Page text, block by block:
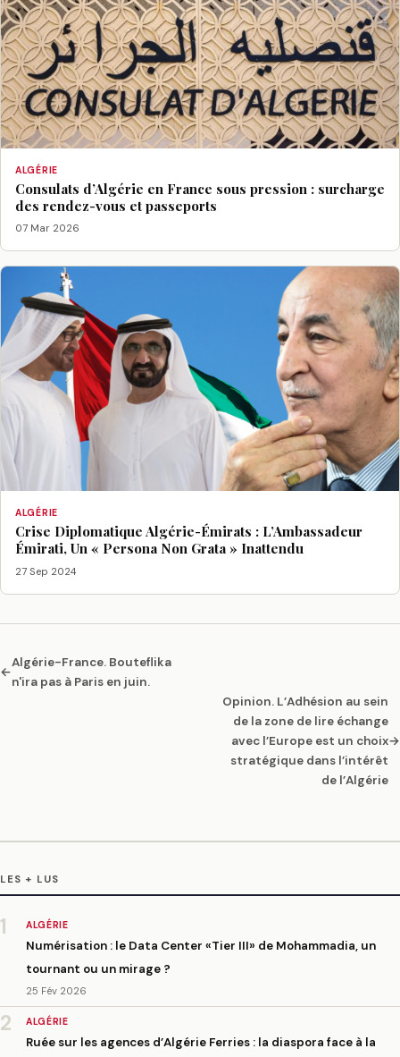
ALGÉRIE
Consulats d’Algérie en France sous pression : surcharge
des rendez-vous et passeports
07 Mar 2026
ALGÉRIE
Crise Diplomatique Algérie-Émirats : L’Ambassadeur
Émirati, Un « Persona Non Grata » Inattendu
27 Sep 2024
←
Algérie-France. Bouteflika
n'ira pas à Paris en juin.
Opinion. L’Adhésion au sein
de la zone de lire échange
avec l’Europe est un choix
stratégique dans l’intérêt
de l’Algérie
→
LES + LUS
1 ALGÉRIE
Numérisation : le Data Center «Tier III» de Mohammadia, un
tournant ou un mirage ?
25 Fév 2026
2 ALGÉRIE
Ruée sur les agences d’Algérie Ferries : la diaspora face à la